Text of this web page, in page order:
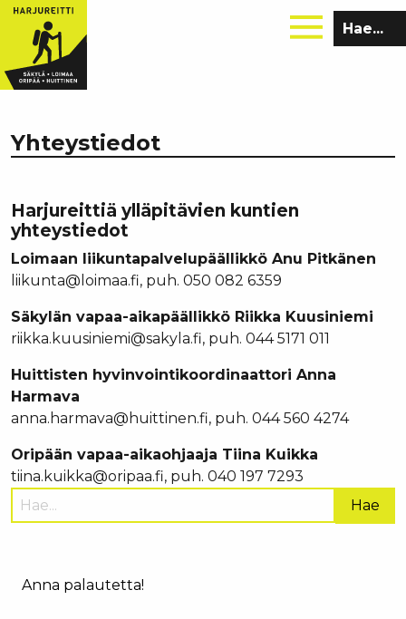
Hae
sivustolta:
Yhteystiedot
Harjureittiä ylläpitävien kuntien
yhteystiedot
Loimaan liikuntapalvelupäällikkö Anu Pitkänen
liikunta@loimaa.fi, puh. 050 082 6359
Säkylän vapaa-aikapäällikkö Riikka Kuusiniemi
riikka.kuusiniemi@sakyla.fi, puh. 044 5171 011
Huittisten hyvinvointikoordinaattori Anna
Harmava
anna.harmava@huittinen.fi, puh. 044 560 4274
Oripään vapaa-aikaohjaaja Tiina Kuikka
tiina.kuikka@oripaa.fi, puh. 040 197 7293
Hae
sivustolta:
Anna palautetta!